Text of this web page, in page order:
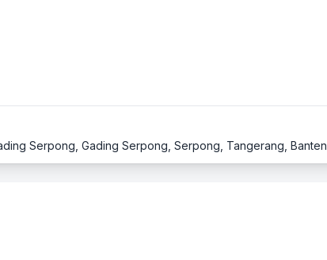
Serpong, Gading Serpong, Serpong, Tangerang, Banten